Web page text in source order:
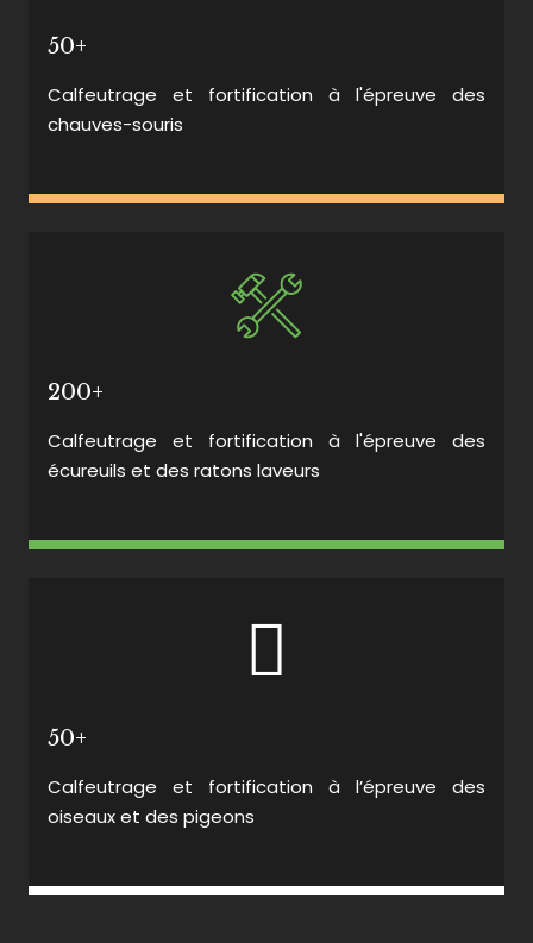
50+
Calfeutrage et fortification à l'épreuve des
chauves-souris
200+
Calfeutrage et fortification à l'épreuve des
écureuils et des ratons laveurs
50+
Calfeutrage et fortification à l’épreuve des
oiseaux et des pigeons